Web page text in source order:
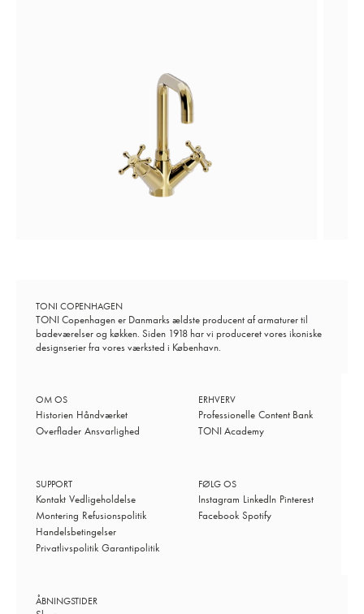
TONI COPENHAGEN
TONI Copenhagen er Danmarks ældste producent af armaturer til
badeværelser og køkken. Siden 1918 har vi produceret vores ikoniske
designserier fra vores værksted i København.
OM OS
Historien Håndværket
Overflader Ansvarlighed
ERHVERV
Professionelle Content Bank
TONI Academy
SUPPORT
Kontakt Vedligeholdelse
Montering Refusionspolitik
Handelsbetingelser
Privatlivspolitik Garantipolitik
FØLG OS
Instagram LinkedIn Pinterest
Facebook Spotify
ÅBNINGSTIDER